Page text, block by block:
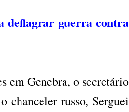
deflagrar guerra contra
em Genebra, o secretário
chanceler russo, Serguei